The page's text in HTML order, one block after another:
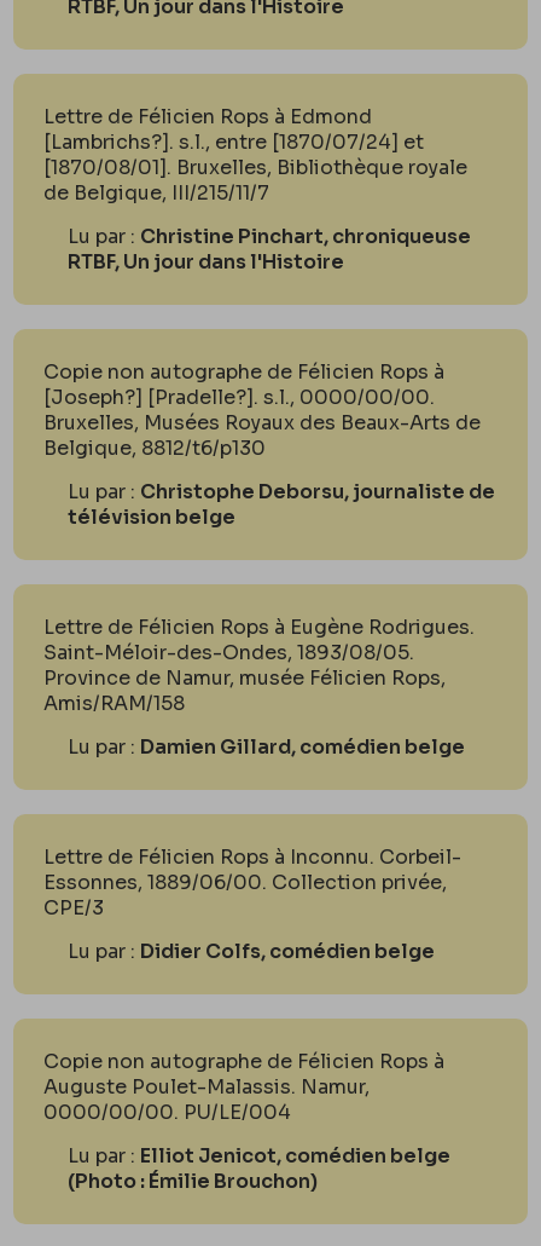
RTBF, Un jour dans l'Histoire
Lettre de Félicien Rops à Edmond
[Lambrichs?]. s.l., entre [1870/07/24] et
[1870/08/01]. Bruxelles, Bibliothèque royale
de Belgique, III/215/11/7
Lu par : Christine Pinchart, chroniqueuse
RTBF, Un jour dans l'Histoire
Copie non autographe de Félicien Rops à
[Joseph?] [Pradelle?]. s.l., 0000/00/00.
Bruxelles, Musées Royaux des Beaux-Arts de
Belgique, 8812/t6/p130
Lu par : Christophe Deborsu, journaliste de
télévision belge
Lettre de Félicien Rops à Eugène Rodrigues.
Saint-Méloir-des-Ondes, 1893/08/05.
Province de Namur, musée Félicien Rops,
Amis/RAM/158
Lu par : Damien Gillard, comédien belge
Lettre de Félicien Rops à Inconnu. Corbeil-
Essonnes, 1889/06/00. Collection privée,
CPE/3
Lu par : Didier Colfs, comédien belge
Copie non autographe de Félicien Rops à
Auguste Poulet-Malassis. Namur,
0000/00/00. PU/LE/004
Lu par : Elliot Jenicot, comédien belge
(Photo : Émilie Brouchon)